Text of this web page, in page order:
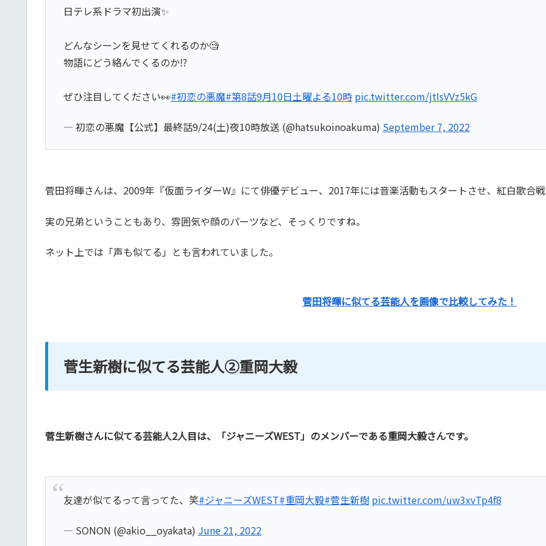
日テレ系ドラマ初出演✨
どんなシーンを見せてくれるのか🧐
物語にどう絡んでくるのか⁉️
ぜひ注目してください👀#初恋の悪魔#第8話9月10日土曜よる10時 pic.twitter.com/jtIsVVz5kG
— 初恋の悪魔【公式】最終話9/24(土)夜10時放送 (@hatsukoinoakuma) September 7, 2022
菅田将暉さんは、2009年『仮面ライダーW』にて俳優デビュー、2017年には音楽活動もスタートさせ、紅白歌合戦
実の兄弟ということもあり、雰囲気や顔のパーツなど、そっくりですね。
ネット上では「声も似てる」とも言われていました。
菅田将暉に似てる芸能人を画像で比較してみた！
菅生新樹に似てる芸能人②重岡大毅
菅生新樹さんに似てる芸能人2人目は、「ジャニーズWEST」のメンバーである重岡大毅さんです。
友達が似てるって言ってた、笑#ジャニーズWEST#重岡大毅#菅生新樹 pic.twitter.com/uw3xvTp4f8
— SONON (@akio__oyakata) June 21, 2022